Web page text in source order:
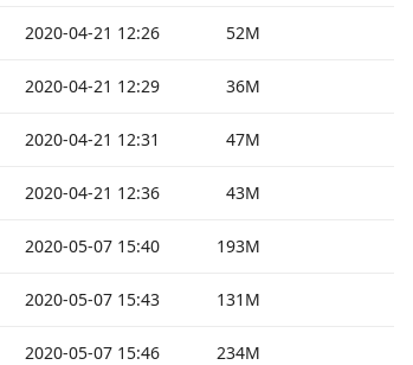
2020-04-21 12:26 52M
2020-04-21 12:29 36M
2020-04-21 12:31 47M
2020-04-21 12:36 43M
2020-05-07 15:40 193M
2020-05-07 15:43 131M
2020-05-07 15:46 234M